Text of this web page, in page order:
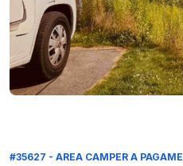
#35627 - AREA CAMPER A